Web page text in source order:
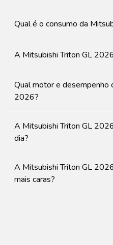
Qual é o consumo da
A Mitsubishi Triton GL
Qual motor e desempenho
2026?
A Mitsubishi Triton GL
dia?
A Mitsubishi Triton GL
mais caras?